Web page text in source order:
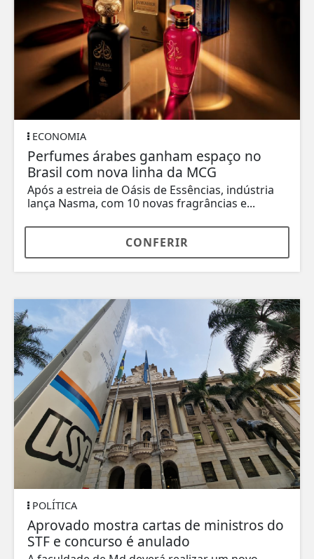
ECONOMIA
Perfumes árabes ganham espaço no
Brasil com nova linha da MCG
Após a estreia de Oásis de Essências, indústria
lança Nasma, com 10 novas fragrâncias e...
CONFERIR
POLÍTICA
Aprovado mostra cartas de ministros do
STF e concurso é anulado